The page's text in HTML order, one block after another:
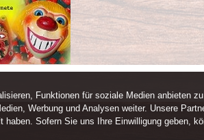
Funktionen für soziale Medien anbieten
Werbung und Analysen weiter. Unsere
Sofern Sie uns Ihre Einwilligung geben,